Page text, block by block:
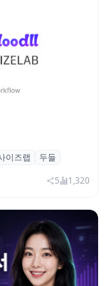
로부터 시
이즈랩
두들
5 1,320